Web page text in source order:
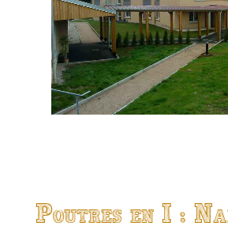
Poutres en I :